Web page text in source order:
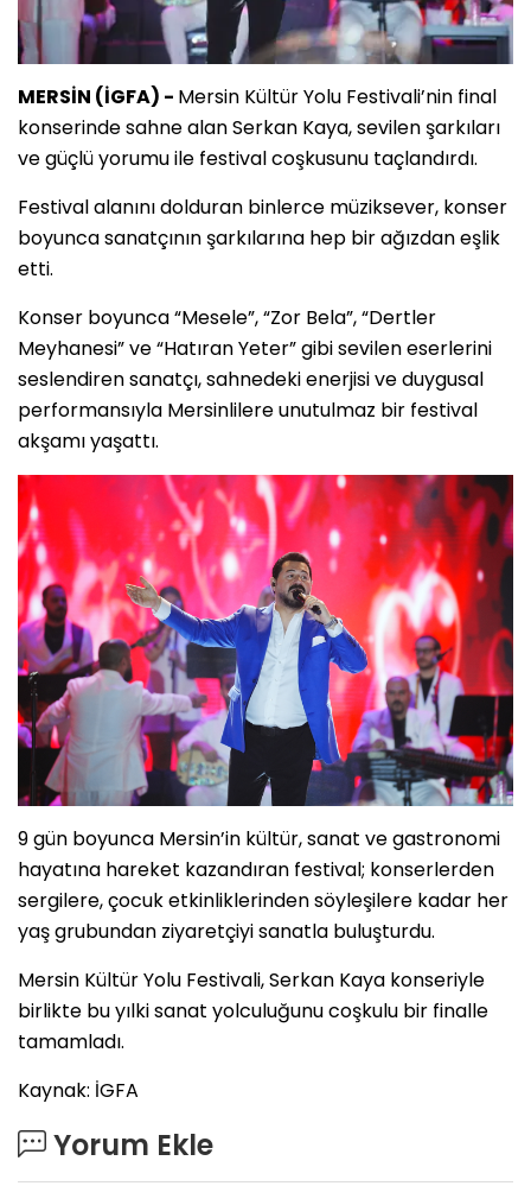
MERSİN (İGFA) - Mersin Kültür Yolu Festivali’nin final
konserinde sahne alan Serkan Kaya, sevilen şarkıları
ve güçlü yorumu ile festival coşkusunu taçlandırdı.
Festival alanını dolduran binlerce müziksever, konser
boyunca sanatçının şarkılarına hep bir ağızdan eşlik
etti.
Konser boyunca “Mesele”, “Zor Bela”, “Dertler
Meyhanesi” ve “Hatıran Yeter” gibi sevilen eserlerini
seslendiren sanatçı, sahnedeki enerjisi ve duygusal
performansıyla Mersinlilere unutulmaz bir festival
akşamı yaşattı.
9 gün boyunca Mersin’in kültür, sanat ve gastronomi
hayatına hareket kazandıran festival; konserlerden
sergilere, çocuk etkinliklerinden söyleşilere kadar her
yaş grubundan ziyaretçiyi sanatla buluşturdu.
Mersin Kültür Yolu Festivali, Serkan Kaya konseriyle
birlikte bu yılki sanat yolculuğunu coşkulu bir finalle
tamamladı.
Kaynak: İGFA
Yorum Ekle